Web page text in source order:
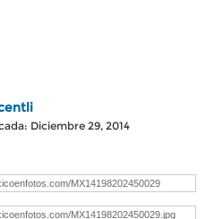
Diciembre 29, 2014